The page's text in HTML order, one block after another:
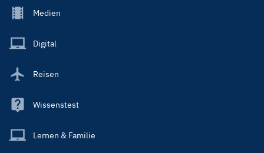
Footer
Main
Medien
Digital
Reisen
Wissenstest
Lernen & Familie